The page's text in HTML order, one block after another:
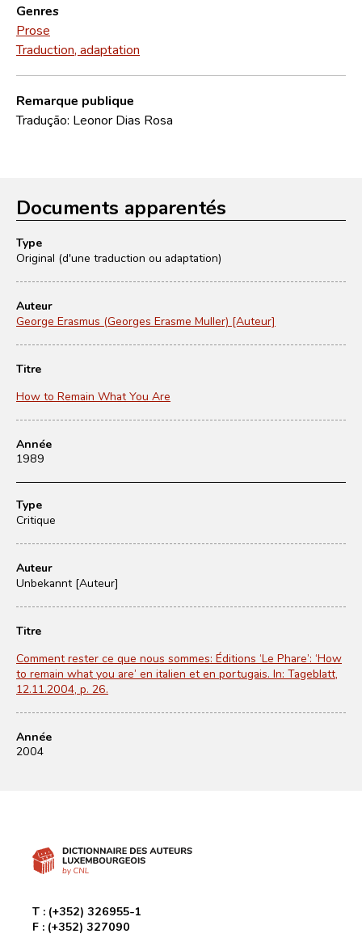
Genres
Prose
Traduction, adaptation
Remarque publique
Tradução: Leonor Dias Rosa
Documents apparentés
Type
Original (d'une traduction ou adaptation)
Auteur
George Erasmus (Georges Erasme Muller) [Auteur]
Titre
How to Remain What You Are
Année
1989
Type
Critique
Auteur
Unbekannt [Auteur]
Titre
Comment rester ce que nous sommes: Éditions ‘Le Phare’: ‘How
to remain what you are’ en italien et en portugais. In: Tageblatt,
12.11.2004, p. 26.
Année
2004
T : (+352) 326955-1
F : (+352) 327090